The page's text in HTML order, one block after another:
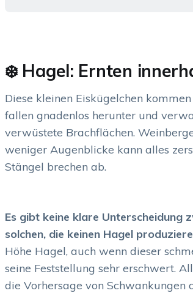
❄️ Hagel: Ernten
Diese kleinen Eiskügelchen
fallen gnadenlos herunter und
verwüstete Brachflächen.
weniger Augenblicke kann alles
Stängel brechen ab.
Es gibt keine klare Unterscheidung
solchen, die keinen Hagel
Höhe Hagel, auch wenn dieser
seine Feststellung sehr erschwert.
die Vorhersage von Schwankungen